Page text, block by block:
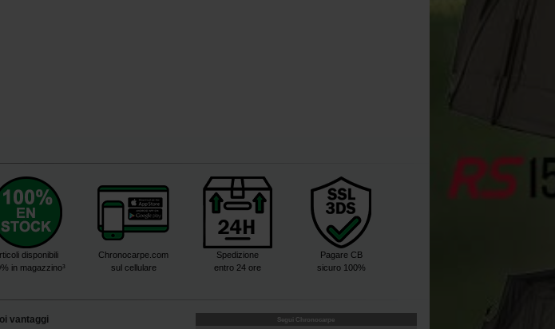
disponibili
in magazzino³
Chronocarpe.com
sul cellulare
Spedizione
entro 24 ore
Pagare CB
sicuro 100%
vantaggi
Segui Chronocarpe